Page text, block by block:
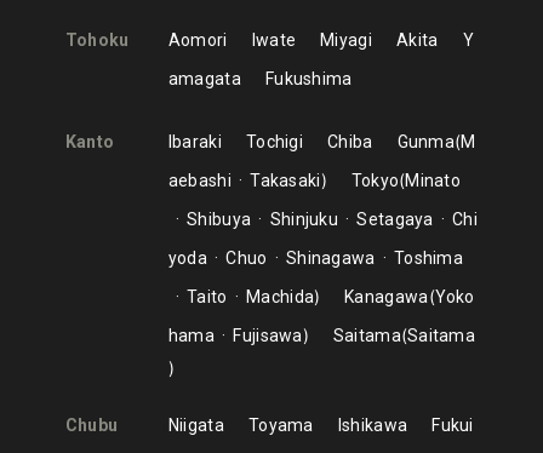
Tohoku Aomori Iwate Miyagi Akita
Y
amagata
Fukushima
Kanto Ibaraki Tochigi Chiba Gunma M
aebashi
Takasaki Tokyo Minato
Shibuya
Shinjuku Setagaya
Chi
yoda
Chuo Shinagawa
Toshima
Taito
Machida Kanagawa Yoko
hama
Fujisawa Saitama Saitama
Chubu Niigata Toyama Ishikawa
Fukui